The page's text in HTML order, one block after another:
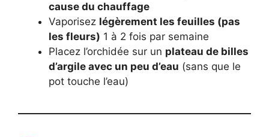
cause du chauffage
Vaporisez légèrement les feuilles (pas
les fleurs) 1 à 2 fois par semaine
Placez l’orchidée sur un plateau de billes
d’argile avec un peu d’eau (sans que le
pot touche l’eau)